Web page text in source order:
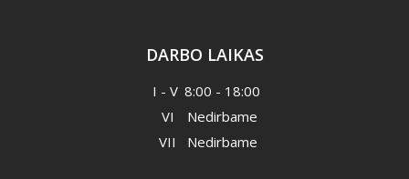
DARBO LAIKAS
I - V 8:00 - 18:00
VI
Nedirbame
VII
Nedirbame